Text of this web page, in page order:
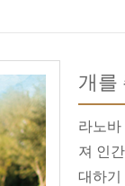
개를
라노
져 인
대하기